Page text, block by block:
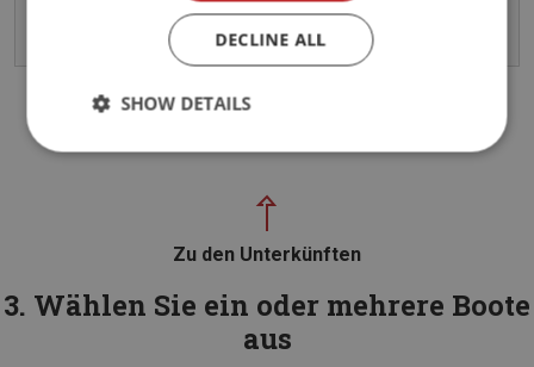
Details anzeigen
Zu den Unterkünften
3. Wählen Sie ein oder mehrere Boote
aus
DECLINE ALL
SHOW DETAILS